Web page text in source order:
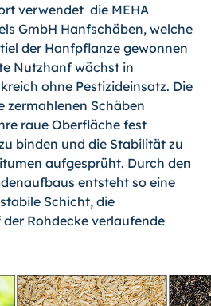
verwendet die MEHA
GmbH Hanfschäben, welche
der Hanfpflanze gewonnen
Nutzhanf wächst in
ohne Pestizideinsatz. Die
zermahlenen Schäben
raue Oberfläche fest
binden und die Stabilität zu
aufgesprüht. Durch den
entsteht so eine
Schicht, die
Rohdecke verlaufende